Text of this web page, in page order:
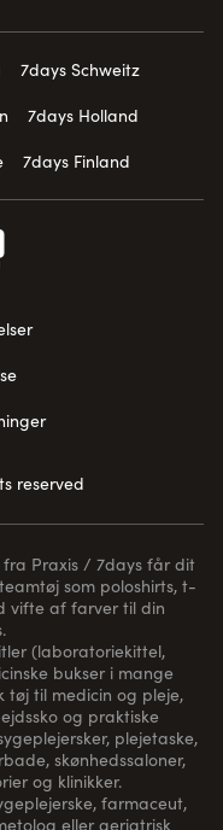
7days Schweitz
7days Holland
7days Finland
reserved
Praxis / 7days får dit
som poloshirts, t-
vifte af farver til din
(laboratoriekittel,
bukser i mange
tøj til medicin og pleje,
og praktiske
plejetaske,
skønhedssaloner,
og klinikker.
farmaceut,
eller geriatrisk